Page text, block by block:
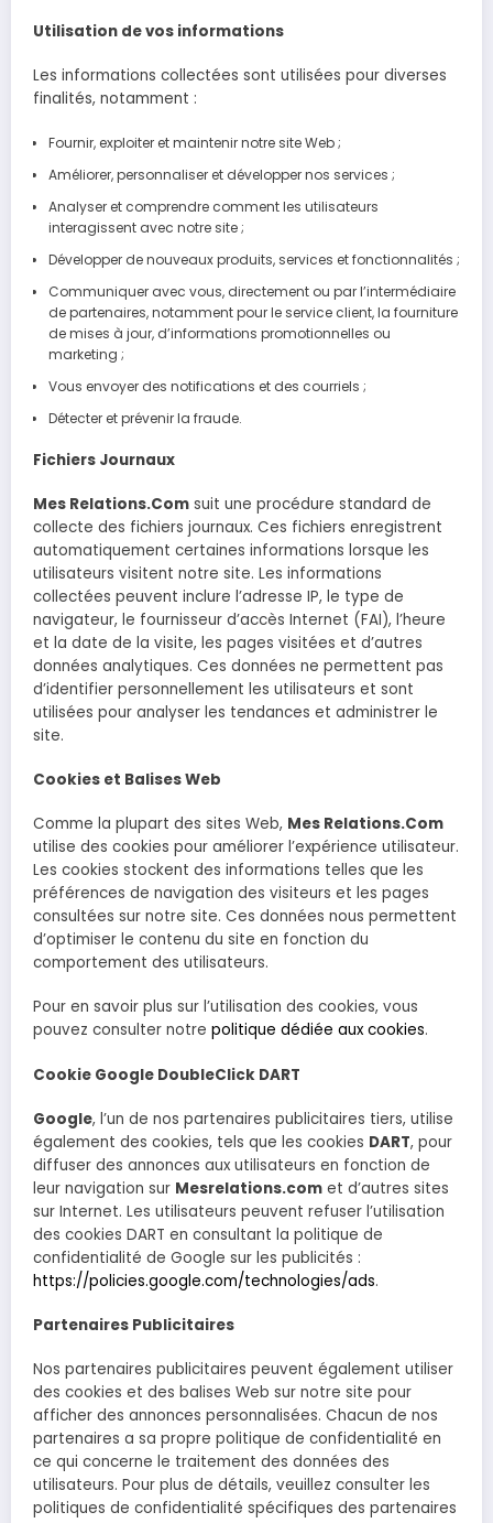
Utilisation de vos informations
Les informations collectées sont utilisées pour diverses
finalités, notamment :
Fournir, exploiter et maintenir notre site Web ;
Améliorer, personnaliser et développer nos services ;
Analyser et comprendre comment les utilisateurs
interagissent avec notre site ;
Développer de nouveaux produits, services et fonctionnalités ;
Communiquer avec vous, directement ou par l’intermédiaire
de partenaires, notamment pour le service client, la fourniture
de mises à jour, d’informations promotionnelles ou
marketing ;
Vous envoyer des notifications et des courriels ;
Détecter et prévenir la fraude.
Fichiers Journaux
Mes Relations.Com suit une procédure standard de
collecte des fichiers journaux. Ces fichiers enregistrent
automatiquement certaines informations lorsque les
utilisateurs visitent notre site. Les informations
collectées peuvent inclure l’adresse IP, le type de
navigateur, le fournisseur d’accès Internet (FAI), l’heure
et la date de la visite, les pages visitées et d’autres
données analytiques. Ces données ne permettent pas
d’identifier personnellement les utilisateurs et sont
utilisées pour analyser les tendances et administrer le
site.
Cookies et Balises Web
Comme la plupart des sites Web, Mes Relations.Com
utilise des cookies pour améliorer l’expérience utilisateur.
Les cookies stockent des informations telles que les
préférences de navigation des visiteurs et les pages
consultées sur notre site. Ces données nous permettent
d’optimiser le contenu du site en fonction du
comportement des utilisateurs.
Pour en savoir plus sur l’utilisation des cookies, vous
pouvez consulter notre politique dédiée aux cookies.
Cookie Google DoubleClick DART
Google, l’un de nos partenaires publicitaires tiers, utilise
également des cookies, tels que les cookies DART, pour
diffuser des annonces aux utilisateurs en fonction de
leur navigation sur Mesrelations.com et d’autres sites
sur Internet. Les utilisateurs peuvent refuser l’utilisation
des cookies DART en consultant la politique de
confidentialité de Google sur les publicités :
https://policies.google.com/technologies/ads.
Partenaires Publicitaires
Nos partenaires publicitaires peuvent également utiliser
des cookies et des balises Web sur notre site pour
afficher des annonces personnalisées. Chacun de nos
partenaires a sa propre politique de confidentialité en
ce qui concerne le traitement des données des
utilisateurs. Pour plus de détails, veuillez consulter les
politiques de confidentialité spécifiques des partenaires